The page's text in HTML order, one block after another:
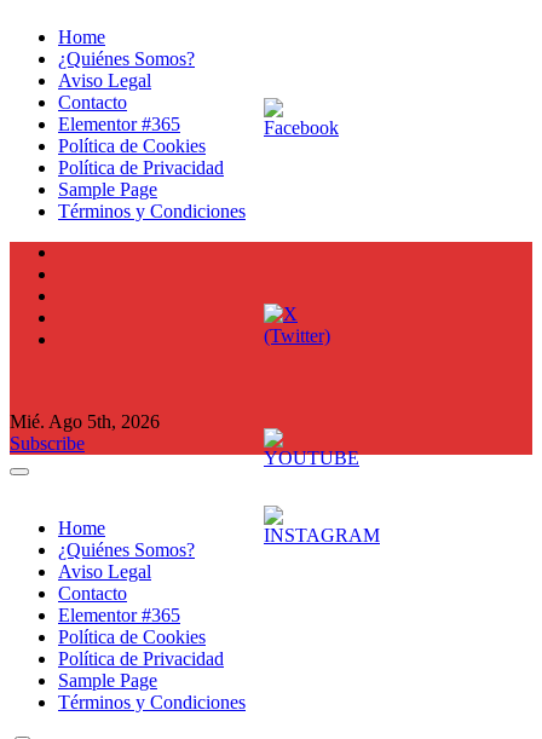
contenido
Home
¿Quiénes Somos?
Aviso Legal
Contacto
Elementor #365
Política de Cookies
Política de Privacidad
Sample Page
Términos y Condiciones
Mié. Ago 5th, 2026
Subscribe
Home
¿Quiénes Somos?
Aviso Legal
Contacto
Elementor #365
Política de Cookies
Política de Privacidad
Sample Page
Términos y Condiciones